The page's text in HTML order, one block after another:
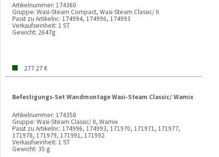
Artikelnummer: 174360
Gruppe: Wasi-Steam Compact, Wasi-Steam Classic/ II
Passt zu Artikelnr.: 174994, 174996, 174993
Verkaufseinheit: 1 ST
Gewicht: 2647g
277.27 €
Befestigungs-Set Wandmontage Wasi-Steam Classic/ Wamix
Artikelnummer: 174358
Gruppe: Wasi-Steam Classic/ II, Wamix
Passt zu Artikelnr.: 174996, 174993, 171970, 171971, 171977,
171978, 171979, 171991, 171992
Verkaufseinheit: 1 ST
Gewicht: 35 g